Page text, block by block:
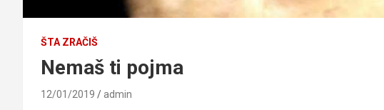
ŠTA ZRAČIŠ
Nemaš ti pojma
12/01/2019 admin